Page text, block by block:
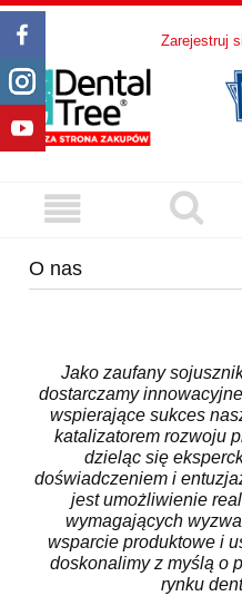
Zarejestruj
O nas
Jako zaufany
dostarczamy
wspierające sukces
katalizatorem rozwoju
dzieląc się
doświadczeniem i
jest umożliwienie
wymagających
wsparcie produktowe i
doskonalimy z myślą o
rynku